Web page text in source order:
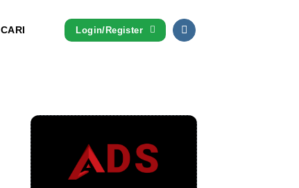
CARI Login/Register